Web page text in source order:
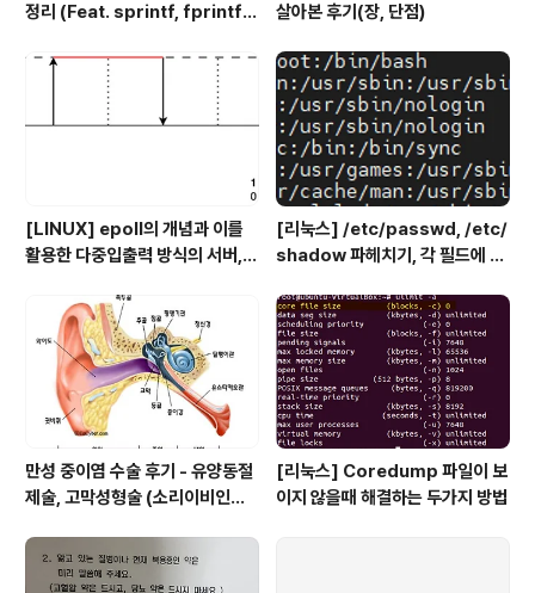
정리 (Feat. sprintf, fprintf)
제 까지
살아본 후기(장, 단점)
[LINUX] epoll의 개념과 이를
활용한 다중입출력 방식의 서버,
[리눅스] /etc/passwd, /etc/
shadow 파헤치기, 각 필드에 대
만성 중이염 수술 후기 - 유양동절
제술, 고막성형술 (소리이비인후
[리눅스] Coredump 파일이 보
이지 않을때 해결하는 두가지 방법